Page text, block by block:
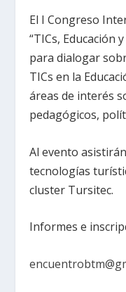
El I Congreso
“TICs, Educación
para dialogar
TICs en la
áreas de interés
pedagógicos,
Al evento
tecnologías
cluster Tursitec.
Informes e